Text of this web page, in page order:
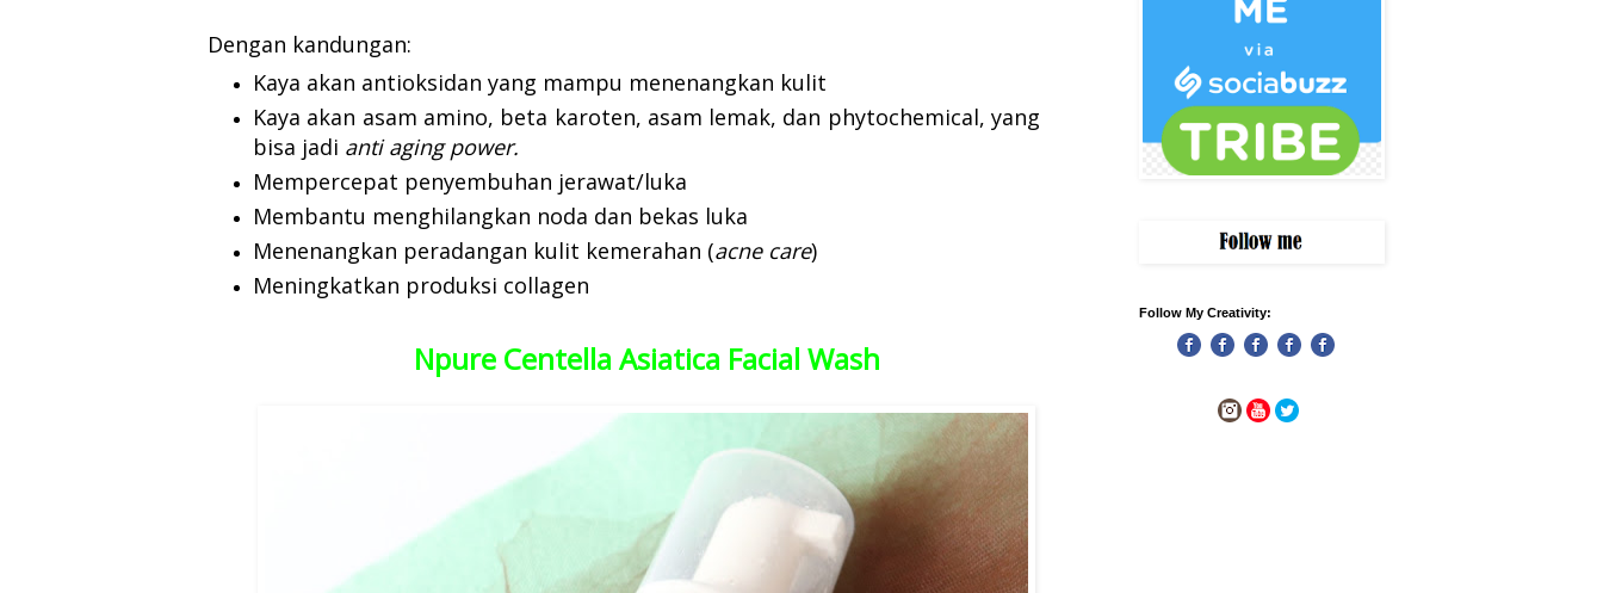
Dengan kandungan:
Kaya akan antioksidan yang mampu menenangkan kulit
Kaya akan asam amino, beta karoten, asam lemak, dan phytochemical, yang
bisa jadi anti aging power.
Mempercepat penyembuhan jerawat/luka
Membantu menghilangkan noda dan bekas luka
Menenangkan peradangan kulit kemerahan (acne care)
Meningkatkan produksi collagen
Npure Centella Asiatica Facial Wash
Follow My Creativity: